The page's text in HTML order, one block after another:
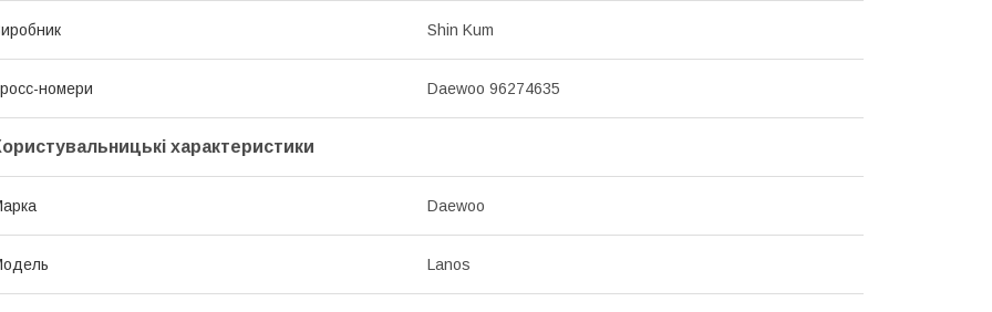
Shin Kum
номери Daewoo 96274635
характеристики
Daewoo
Lanos